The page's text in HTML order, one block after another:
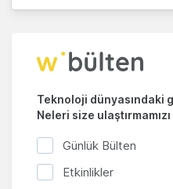
Teknoloji dünyasındaki
Neleri size
Günlük Bülten
Etkinlikler